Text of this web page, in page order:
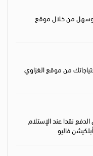
وسهل من خلال موقع
من موقع الغزاوي
نقدا عند الإستلام
فاليو